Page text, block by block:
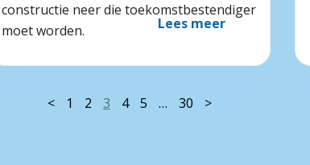
constructie neer die toekomstbestendiger
moet worden.
Lees meer
< 1 2 3 4 5 … 30 >